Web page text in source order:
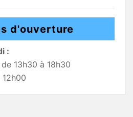
d'ouverture
:
13h30 à 18h30